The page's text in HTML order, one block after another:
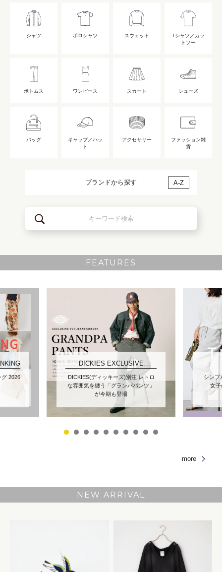
シャツ ポロシャツ スウェット
Tシャツ／カッ
トソー
ボトムス ワンピース スカート シューズ
バッグ
キャップ／ハッ
ト
アクセサリー
ファッション雑
貨
ブランドから探す A-Z
FEATURES
グ 2026
DICKIES EXCLUSIVE
COLLECTION
DICKIES(ディッキーズ)別注 レトロ
な雰囲気を纏う「グランパパンツ」
が今期も登場
シンプ
女子
more
NEW ARRIVAL